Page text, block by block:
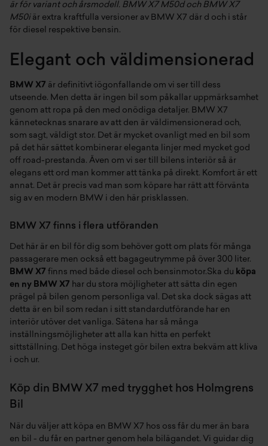
är för variant och årsmodell. BMW X7 M50d och BMW X7
M50i är extra kraftfulla versioner av BMW X7 där d och i står
för diesel respektive bensin.
Elegant och väldimensionerad
BMW X7 är definitivt iögonfallande om vi ser till dess
utseende. Men detta är ingen bil som påkallar uppmärksamhet
genom att ropa på den med onödiga detaljer. BMW X7
kännetecknas snarare av att den är väldimensionerad och,
som sagt, väldigt stor. Det är mycket ovanligt med en bil som
på det här sättet kombinerar eleganta linjer med mycket god
off road-prestanda. Även om vi ser till bilens interiör så är
elegans ett ord man kommer att tänka på direkt. Komfort är ett
annat. Det är precis vad man som köpare har rätt att förvänta
sig av en modern BMW i den här prisklassen.
BMW X7 finns i flera utföranden
Det här är en bil för dig som behöver gott om plats för många
passagerare men också ett bagageutrymme på över 300 liter.
BMW X7 finns med både diesel och bensinmotor.Ska du köpa
en ny BMW X7 har du stora möjligheter att sätta din egen
prägel på bilen genom personliga val. Det ska dock sägas att
detta är en bil som redan i sitt standardutförande har en
interiör utöver det vanliga. Sätena har så många
inställningsmöjligheter att alla kan hitta en perfekt
sittställning. Det höga insteget gör bilen extra bekväm att kliva
i och ur.
Köp din BMW X7 med trygghet hos Holmgrens
Bil
När du väljer att köpa en BMW X7 hos oss får du mer än bara
en bil - du får en partner genom hela bilägandet. Vi guidar dig